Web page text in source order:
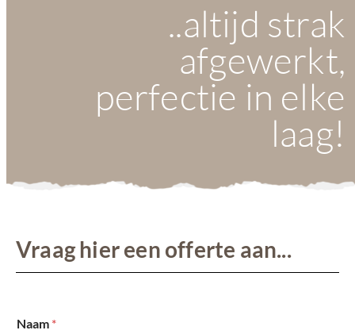
..altijd strak
afgewerkt,
perfectie in elke
laag!
Vraag hier een offerte aan...
Naam *